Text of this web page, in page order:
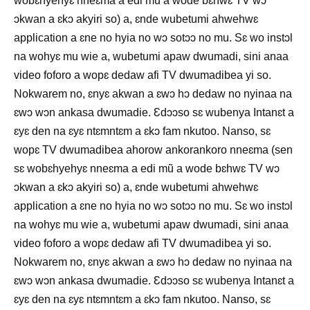
ɔkwan a ɛkɔ akyiri so) a, ɛnde wubetumi ahwehwɛ
application a ɛne no hyia no wɔ sotɔɔ no mu. Sɛ wo instɔl
na wohyɛ mu wie a, wubetumi apaw dwumadi, sini anaa
video foforo a wopɛ dedaw afi TV dwumadibea yi so.
Nokwarem no, ɛnyɛ akwan a ɛwɔ hɔ dedaw no nyinaa na
ɛwɔ wɔn ankasa dwumadie. Ɛdɔɔso sɛ wubenya Intanɛt a
ɛyɛ den na ɛyɛ ntɛmntɛm a ɛkɔ fam nkutoo. Nanso, sɛ
wopɛ TV dwumadibea ahorow ankorankoro nneɛma (sen
sɛ wobɛhyehyɛ nneɛma a edi mũ a wode bɛhwɛ TV wɔ
ɔkwan a ɛkɔ akyiri so) a, ɛnde wubetumi ahwehwɛ
application a ɛne no hyia no wɔ sotɔɔ no mu. Sɛ wo instɔl
na wohyɛ mu wie a, wubetumi apaw dwumadi, sini anaa
video foforo a wopɛ dedaw afi TV dwumadibea yi so.
Nokwarem no, ɛnyɛ akwan a ɛwɔ hɔ dedaw no nyinaa na
ɛwɔ wɔn ankasa dwumadie. Ɛdɔɔso sɛ wubenya Intanɛt a
ɛyɛ den na ɛyɛ ntɛmntɛm a ɛkɔ fam nkutoo. Nanso, sɛ